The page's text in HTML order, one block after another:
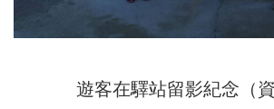
遊客在驛站留影紀念（資